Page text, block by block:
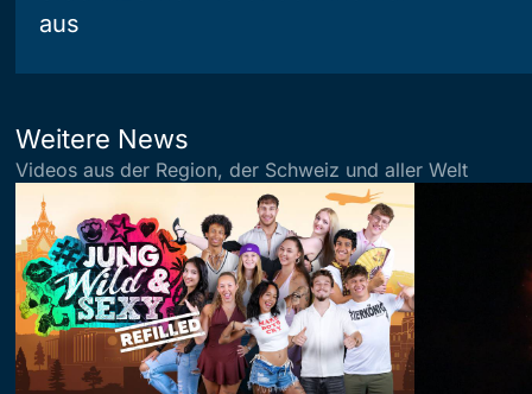
aus
Weitere News
Videos aus der Region, der Schweiz und aller Welt